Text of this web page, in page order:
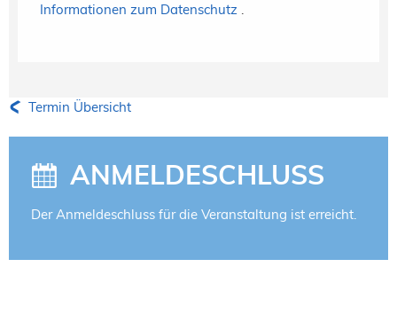
Informationen zum Datenschutz .
Termin Übersicht
ANMELDESCHLUSS
Der Anmeldeschluss für die Veranstaltung ist erreicht.